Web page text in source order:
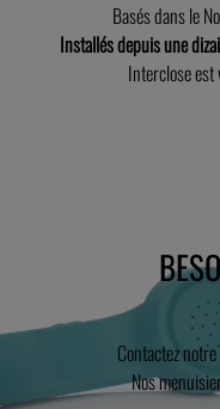
Basés dans le
Installés depuis une
Interclose est
Contactez
Nos